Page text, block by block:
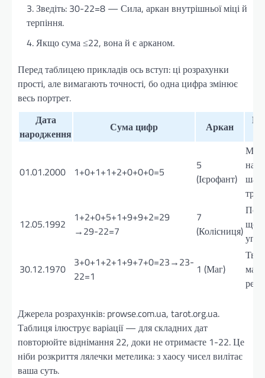
Зведіть: 30-22=8 — Сила, аркан внутрішньої міці й
терпіння.
Якщо сума ≤22, вона й є арканом.
Перед таблицею прикладів ось вступ: ці розрахунки
прості, але вимагають точності, бо одна цифра змінює
весь портрет.
Дата
народження
Сума цифр Аркан
01.01.2000 1+0+1+1+2+0+0+0=5
5
(Ієрофант)
12.05.1992
1+2+0+5+1+9+9+2=29
→29-22=7
7
(Колісниця)що
30.12.1970
3+0+1+2+1+9+7+0=23→23-
22=1
1 (Маг)
Джерела розрахунків: prowse.com.ua, tarot.org.ua.
Таблиця ілюструє варіації — для складних дат
повторюйте віднімання 22, доки не отримаєте 1-22. Це
ніби розкриття лялечки метелика: з хаосу чисел вилітає
ваша суть.